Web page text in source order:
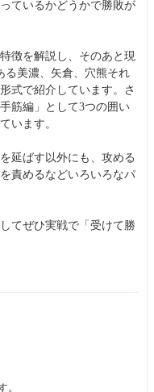
ているかどうかで勝敗が
徴を解説し、そのあと現
る美濃、矢倉、穴熊それ
式で紹介しています。さ
筋編」として3つの囲い
います。
延ばす以外にも、攻める
責めるなどいろいろなパ
てぜひ実戦で「受けて勝
。